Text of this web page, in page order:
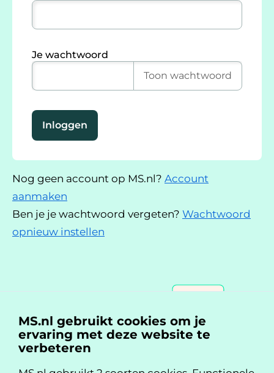
Je wachtwoord
Toon wachtwoord
Inloggen
Nog geen account op MS.nl? Account
aanmaken
Ben je je wachtwoord vergeten? Wachtwoord
opnieuw instellen
MS.nl gebruikt cookies om je
ervaring met deze website te
verbeteren